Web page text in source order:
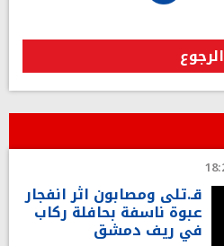
الرجوع
قـ.تلى ومصابون اثر انفجار
عبوة ناسفة بحافلة ركاب
في ريف دمشق